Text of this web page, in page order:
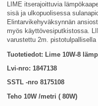
LIME itserajoittuvia
sisä ja ulkopuolisessa
Elintarvikehyväksynnän
myös käyttövesiputkistossa.
varustettu 2m. pistotulpallisella
Tuotetiedot: Lime 10W-8
Lvi-nro: 1847138
SSTL -nro 8175108
Teho 10W /metri ( 80W)